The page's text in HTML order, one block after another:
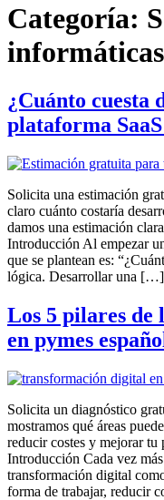
Categoría:
informáticas
¿Cuánto cuesta
plataforma
Solicita una estimación
claro cuánto costaría
damos una estimación
Introducción Al empezar
que se plantean es:
lógica. Desarrollar una […]
Los 5 pilares
en pymes
Solicita un diagnóstico
mostramos qué áreas
reducir costes y mejorar
Introducción Cada vez
transformación digital
forma de trabajar, reducir